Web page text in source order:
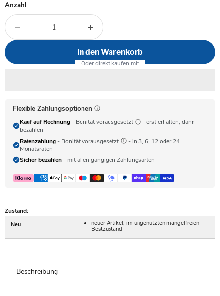
Anzahl
In den Warenkorb
Flexible Zahlungsoptionen
Kauf auf Rechnung - Bonität vorausgesetzt
- erst erhalten, dann
bezahlen
Ratenzahlung - Bonität vorausgesetzt
- in 3, 6, 12 oder 24
Monatsraten
Sicher bezahlen - mit allen gängigen Zahlungsarten
Zustand:
Neu
neuer Artikel, im ungenutzten mängelfreien
Bestzustand
Beschreibung